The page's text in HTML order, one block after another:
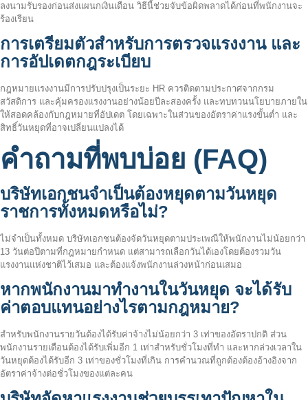
ลงนามรับรองก่อนส่งแผนกเงินเดือน วิธีนี้ช่วยจับข้อผิดพลาดได้ก่อนที่พนักงานจะ
ร้องเรียน
การเตรียมตัวสำหรับการตรวจแรงงาน และ
การอัปเดตกฎระเบียบ
กฎหมายแรงงานมีการปรับปรุงเป็นระยะ HR ควรติดตามประกาศจากกรม
สวัสดิการ และคุ้มครองแรงงานอย่างน้อยปีละสองครั้ง และทบทวนนโยบายภายใน
ให้สอดคล้องกับกฎหมายที่อัปเดต โดยเฉพาะในส่วนของอัตราค่าแรงขั้นต่ำ และ
สิทธิ์วันหยุดที่อาจเปลี่ยนแปลงได้
คำถามที่พบบ่อย (FAQ)
บริษัทเอกชนจำเป็นต้องหยุดตามวันหยุด
ราชการทั้งหมดหรือไม่?
ไม่จำเป็นทั้งหมด บริษัทเอกชนต้องจัดวันหยุดตามประเพณีให้พนักงานไม่น้อยกว่า
13 วันต่อปีตามที่กฎหมายกำหนด แต่สามารถเลือกวันได้เองโดยต้องรวมวัน
แรงงานแห่งชาติไว้เสมอ และต้องแจ้งพนักงานล่วงหน้าก่อนเสมอ
หากพนักงานมาทำงานในวันหยุด จะได้รับ
ค่าตอบแทนอย่างไรตามกฎหมาย?
สำหรับพนักงานรายวันต้องได้รับค่าจ้างไม่น้อยกว่า 3 เท่าของอัตราปกติ ส่วน
พนักงานรายเดือนต้องได้รับเพิ่มอีก 1 เท่าสำหรับชั่วโมงที่ทำ และหากล่วงเวลาใน
วันหยุดต้องได้รับอีก 3 เท่าของชั่วโมงที่เกิน การคำนวณที่ถูกต้องต้องอ้างอิงจาก
อัตราค่าจ้างต่อชั่วโมงของแต่ละคน